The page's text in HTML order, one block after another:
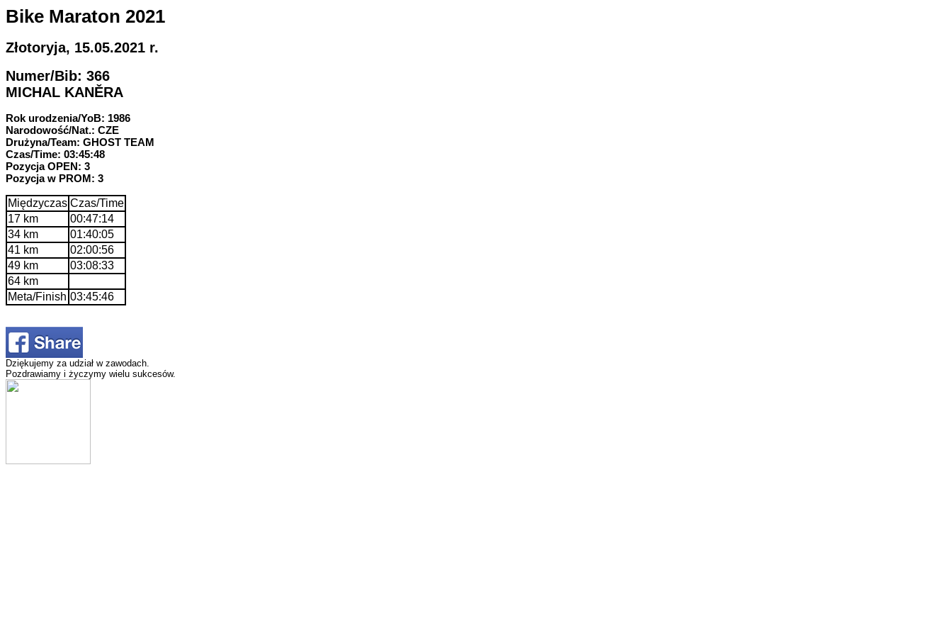
Bike Maraton 2021
Złotoryja, 15.05.2021 r.
Numer/Bib: 366
MICHAL KANĚRA
Rok urodzenia/YoB: 1986
Narodowość/Nat.: CZE
Drużyna/Team: GHOST TEAM
Czas/Time: 03:45:48
Pozycja OPEN: 3
Pozycja w PROM: 3
Międzyczas Czas/Time
17 km
00:47:14
34 km
01:40:05
41 km
02:00:56
49 km
03:08:33
64 km
Meta/Finish 03:45:46
Dziękujemy za udział w zawodach.
Pozdrawiamy i życzymy wielu sukcesów.